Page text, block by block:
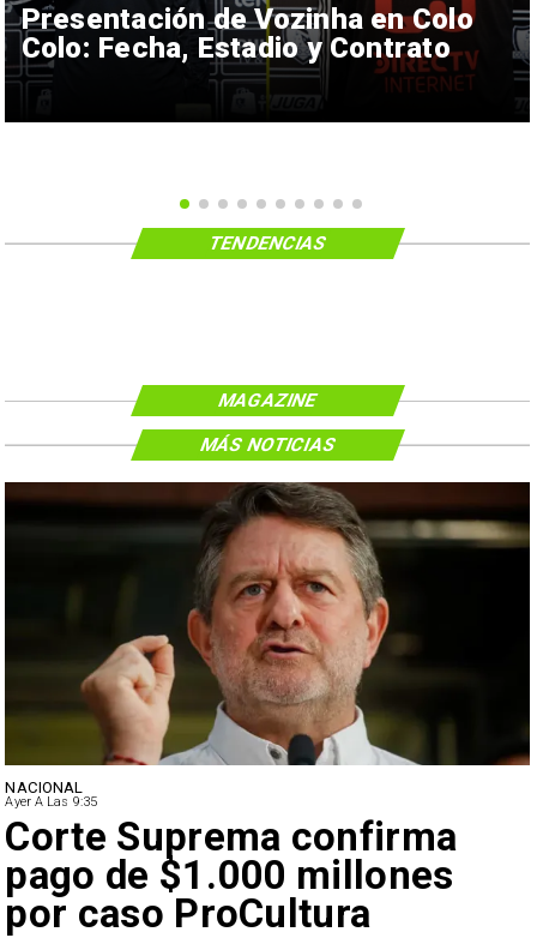
Presentación de Vozinha en Colo
Colo: Fecha, Estadio y Contrato
TENDENCIAS
MAGAZINE
NACIONAL
Ayer A Las 9:35
Corte Suprema confirma
pago de $1.000 millones
por caso ProCultura
MÁS NOTICIAS